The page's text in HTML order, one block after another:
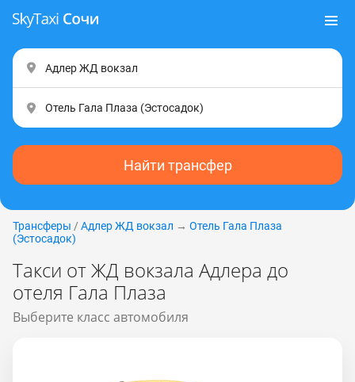
Найти трансфер
Трансферы / Адлер ЖД вокзал → Отель Гала Плаза
(Эстocaдoк)
Такси от ЖД вокзала Адлера до
отеля Гала Плаза
Выберите класс автомобиля